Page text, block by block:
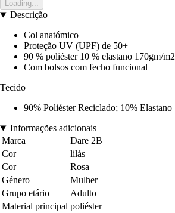
Loading...
Descrição
Col anatómico
Proteção UV (UPF) de 50+
90 % poliéster 10 % elastano 170gm/m2
Com bolsos com fecho funcional
Tecido
90% Poliéster Reciclado; 10% Elastano
Informações adicionais
Marca
Dare 2B
Cor
lilás
Cor
Rosa
Género
Mulher
Grupo etário
Adulto
Material principal poliéster